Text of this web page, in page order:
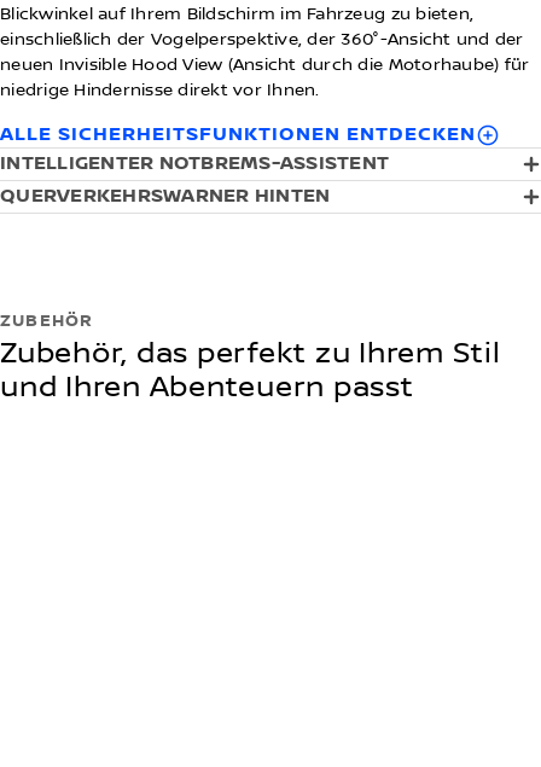
Blickwinkel auf Ihrem Bildschirm im Fahrzeug zu bieten,
einschließlich der Vogelperspektive, der 360°-Ansicht und der
neuen Invisible Hood View (Ansicht durch die Motorhaube) für
niedrige Hindernisse direkt vor Ihnen.
ALLE SICHERHEITSFUNKTIONEN ENTDECKEN
INTELLIGENTER NOTBREMS-ASSISTENT
QUERVERKEHRSWARNER HINTEN
ZUBEHÖR
Zubehör, das perfekt zu Ihrem Stil
und Ihren Abenteuern passt